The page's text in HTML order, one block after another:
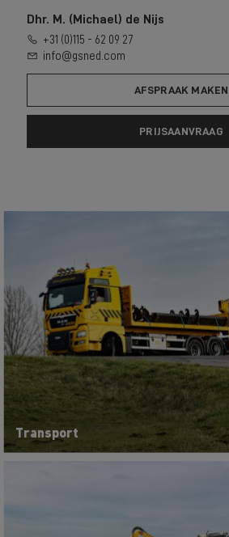
Dhr. M. (Michael) de Nijs
+31 (0)115 - 62 09 27
info@gsned.com
AFSPRAAK MAKEN
PRIJSAANVRAAG
Transport